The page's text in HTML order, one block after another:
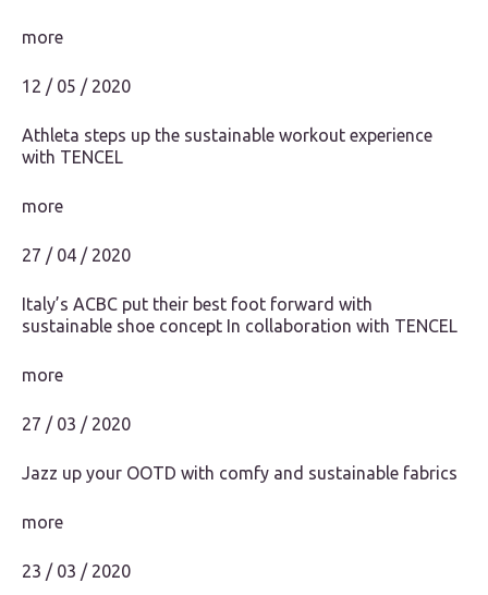
more
12 / 05 / 2020
Athleta steps up the sustainable workout experience
with TENCEL
more
27 / 04 / 2020
Italy’s ACBC put their best foot forward with
sustainable shoe concept In collaboration with TENCEL
more
27 / 03 / 2020
Jazz up your OOTD with comfy and sustainable fabrics
more
23 / 03 / 2020